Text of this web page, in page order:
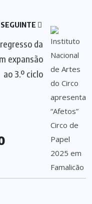
SEGUINTE
da
expansão
ao 3.º ciclo